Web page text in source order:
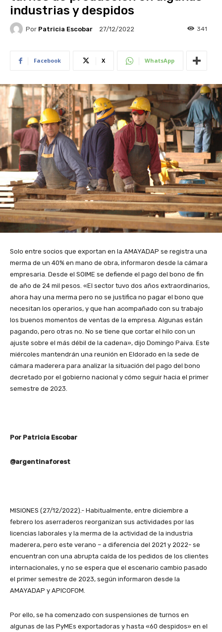
industrias y despidos
Por Patricia Escobar 27/12/2022 341
Facebook X WhatsApp
Solo entre socios que exportan en la AMAYADAP se registra una
merma de un 40% en mano de obra, informaron desde la cámara
empresaria. Desde el SOIME se defiende el pago del bono de fin
de año de 24 mil pesos. «El sector tuvo dos años extraordinarios,
ahora hay una merma pero no se justifica no pagar el bono que
necesitan los operarios, y que han acompañado con su trabajo
los buenos momentos de ventas de la empresa. Algunas están
pagando, pero otras no. No se tiene que cortar el hilo con un
ajuste sobre el más débil de la cadena», dijo Domingo Paiva. Este
miércoles mantendrán una reunión en Eldorado en la sede de
cámara maderera para analizar la situación del pago del bono
decretado por el gobierno nacional y cómo seguir hacia el primer
semestre de 2023.
Por Patricia Escobar
@argentinaforest
MISIONES (27/12/2022).- Habitualmente, entre diciembre a
febrero los aserraderos reorganizan sus actividades por las
licencias laborales y la merma de la actividad de la industria
maderera, pero este verano – a diferencia del 2021 y 2022- se
encuentran con una abrupta caída de los pedidos de los clientes
internacionales, y no se espera que el escenario cambio pasado
el primer semestre de 2023, según informaron desde la
AMAYADAP y APICOFOM.
Por ello, se ha comenzado con suspensiones de turnos en
algunas de las PyMEs exportadoras y hasta «60 despidos» en el